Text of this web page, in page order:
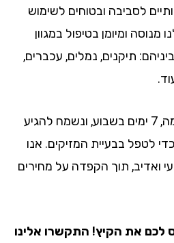
לסביבה ובטוחים לשימוש
ומיומן בטיפול במגוון
תיקנים, נמלים, עכברים,
אנו זמינים 24 שעות ביממה, 7 ימים בשבוע, ונשמח להגיע
לטפל בבעיית המזיקים. אנו
ואדיב, תוך הקפדה על מחירים
לכם את הקיץ! התקשרו אלינו